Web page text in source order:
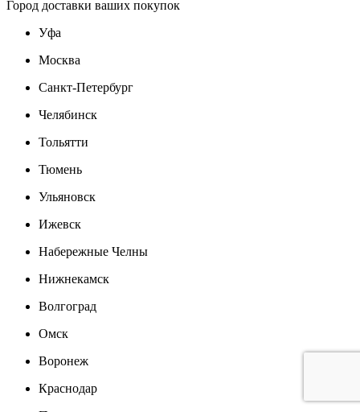
Город доставки ваших покупок
Уфа
Москва
Санкт-Петербург
Челябинск
Тольятти
Тюмень
Ульяновск
Ижевск
Набережные Челны
Нижнекамск
Волгоград
Омск
Воронеж
Краснодар